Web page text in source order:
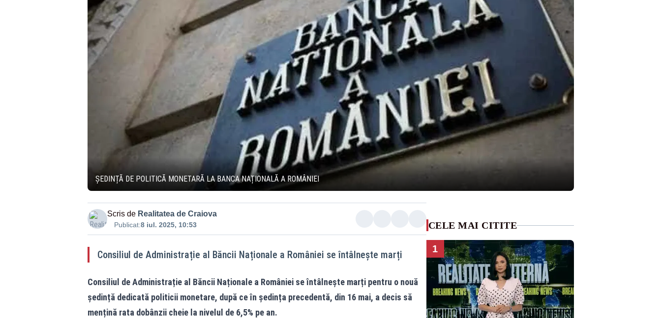
ȘEDINȚĂ DE POLITICĂ MONETARĂ LA BANCA NAȚIONALĂ A ROMÂNIEI
Scris de Realitatea de Craiova
Publicat:8 iul. 2025, 10:53
Consiliul de Administrație al Băncii Naționale a României se întâlnește marți
Consiliul de Administrație al Băncii Naționale a României se întâlnește marți pentru o nouă
ședință dedicată politicii monetare, după ce în ședința precedentă, din 16 mai, a decis să
mențină rata dobânzii cheie la nivelul de 6,5% pe an.
CELE MAI CITITE
1